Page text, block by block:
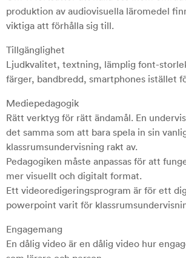
produktion av audiovisuella läromedel
viktiga att förhålla sig till.
Tillgänglighet
Ljudkvalitet, textning, lämplig font-
färger, bandbredd, smartphones istället
Mediepedagogik
Rätt verktyg för rätt ändamål. En
det samma som att bara spela in sin
klassrumsundervisning rakt av.
Pedagogiken måste anpassas för att
mer visuellt och digitalt format.
Ett videoredigeringsprogram är för ett
powerpoint varit för
Engagemang
En dålig video är en dålig video hur